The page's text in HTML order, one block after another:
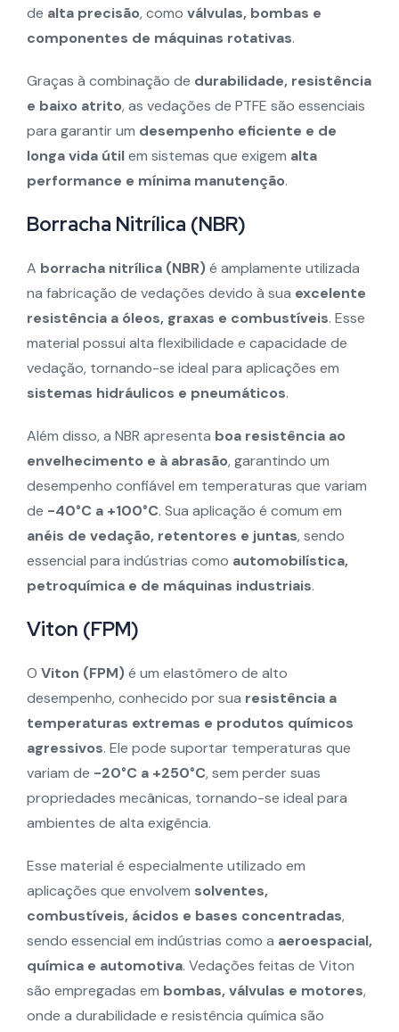
de alta precisão, como válvulas, bombas e
componentes de máquinas rotativas.
Graças à combinação de durabilidade, resistência
e baixo atrito, as vedações de PTFE são essenciais
para garantir um desempenho eficiente e de
longa vida útilem sistemas que exigem alta
performance e mínima manutenção.
Borracha Nitrílica (NBR)
A borracha nitrílica (NBR)é amplamente utilizada
na fabricação de vedações devido à sua excelente
resistência a óleos, graxas e combustíveis. Esse
material possui alta flexibilidade e capacidade de
vedação, tornando-se ideal para aplicações em
sistemas hidráulicos e pneumáticos.
Além disso, a NBR apresenta boa resistência ao
envelhecimento e à abrasão, garantindo um
desempenho confiável em temperaturas que variam
de -40°C a +100°C. Sua aplicação é comum em
anéis de vedação, retentores e juntas, sendo
essencial para indústrias como automobilística,
petroquímica e de máquinas industriais.
Viton (FPM)
O Viton (FPM)é um elastômero de alto
desempenho, conhecido por sua resistência a
temperaturas extremas e produtos químicos
agressivos. Ele pode suportar temperaturas que
variam de -20°C a +250°C, sem perder suas
propriedades mecânicas, tornando-se ideal para
ambientes de alta exigência.
Esse material é especialmente utilizado em
aplicações que envolvem solventes,
combustíveis, ácidos e bases concentradas,
sendo essencial em indústrias como a aeroespacial,
química e automotiva. Vedações feitas de Viton
são empregadas em bombas, válvulas e motores,
onde a durabilidade e resistência química são